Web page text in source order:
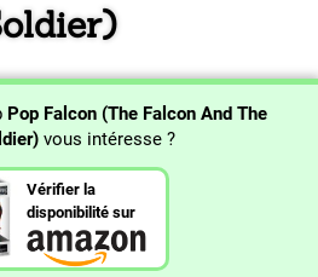
Pop Falcon (The Falcon And The
vous intéresse ?
Vérifier la
disponibilité sur